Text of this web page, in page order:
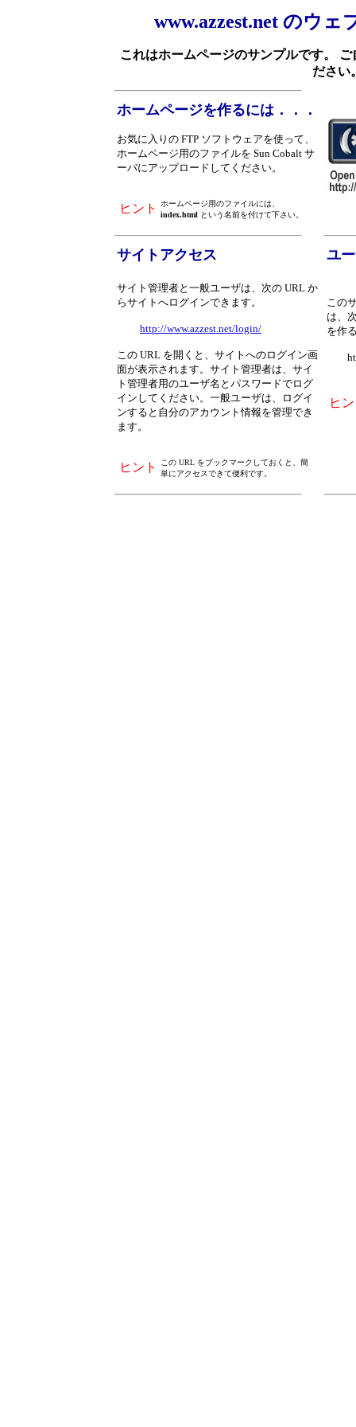
www.azzest.net のウ
これはホームページのサンプルです。
ださい
ホームページを作るには．．．
お気に入りの FTP ソフトウェアを使って、
ホームページ用のファイルを Sun Cobalt サ
ーバにアップロードしてください。
ヒント
ホームページ用のファイルには、
index.html という名前を付けて下さい。
サイトアクセス
サイト管理者と一般ユーザは、次の URL か
らサイトへログインできます。
http://www.azzest.net/login/
この URL を開くと、サイトへのログイン画
面が表示されます。サイト管理者は、サイ
ト管理者用のユーザ名とパスワードでログ
インしてください。一般ユーザは、ログイ
ンすると自分のアカウント情報を管理でき
ます。
ヒント
この URL をブックマークしておくと、簡
単にアクセスできて便利です。
ユ
この
は、
を作
ヒ